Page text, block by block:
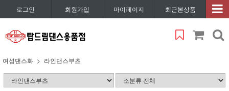
로그인 회원가입 마이페이지 최근본상품
여성댄스화 라인댄스부츠